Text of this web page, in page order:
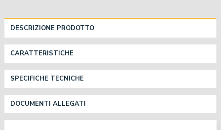
DESCRIZIONE PRODOTTO
CARATTERISTICHE
SPECIFICHE TECNICHE
DOCUMENTI ALLEGATI